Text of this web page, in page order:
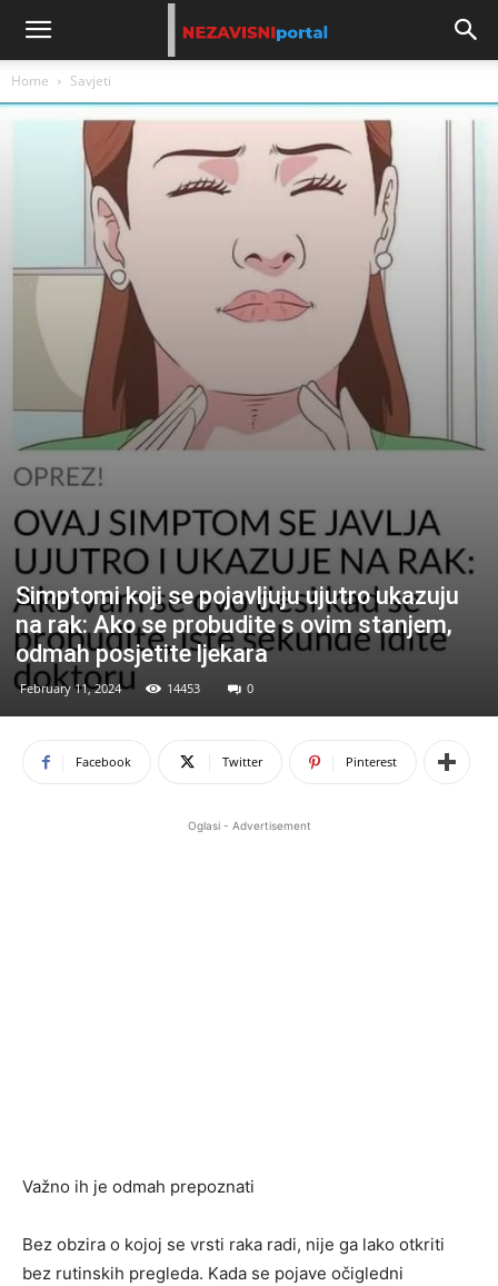
Home Savjeti
Simptomi koji se pojavljuju ujutro ukazuju
na rak: Ako se probudite s ovim stanjem,
odmah posjetite ljekara
February 11, 2024 14453 0
Facebook Twitter Pinterest
Oglasi - Advertisement
Važno ih je odmah prepoznati
Bez obzira o kojoj se vrsti raka radi, nije ga lako otkriti
bez rutinskih pregleda. Kada se pojave očigledni